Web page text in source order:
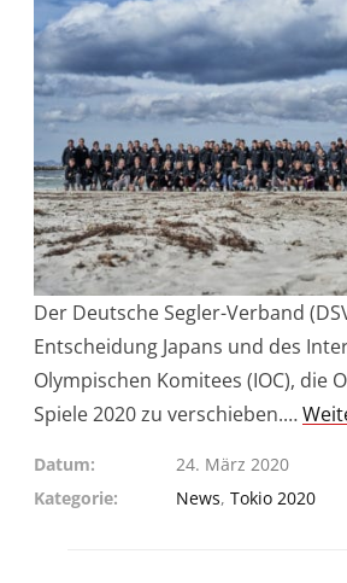
Der Deutsche Segler-Verband
Entscheidung Japans und des
Olympischen Komitees (IOC), die
Spiele 2020 zu verschieben.…
Datum
24. März 2020
Kategorie
News, Tokio 2020